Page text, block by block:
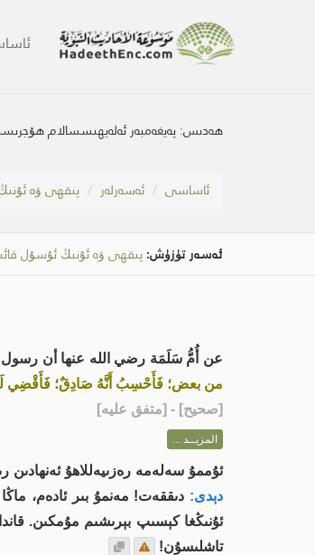
ھەدىس:پەيغەمبەر ئەلەيھىسسالام
ئاساسى ئەسەرلەر پىقھى ۋە
ئەسەر تۈزۈش:پىقھى ۋە ئۇنىڭ ئۇسۇل
عن أُمُّ سَلَمَة رضي الله عنها أن رسول
من بعض؛ فَأَحْسِبُ أَنَّهُ صَادِقٌ؛ فَأَقْضِي
[صحيح] - [متفق عليه]
المزيــد ...
ئۇممۇ سەلەمە رەزىيەللاھۇ ئەنھادىن
دېدى: دىققەت! مەنمۇ بىر ئادەم،
ئۇنىڭغا كېسىپ بېرىشىم مۇمكىن.
تاشلىسۇن!